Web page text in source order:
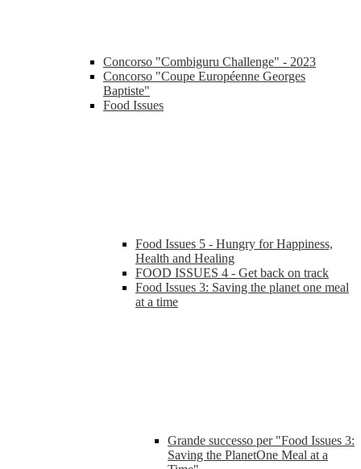
Concorso "Combiguru Challenge" - 2023
Concorso "Coupe Européenne Georges
Baptiste"
Food Issues
Food Issues 5 - Hungry for Happiness,
Health and Healing
FOOD ISSUES 4 - Get back on track
Food Issues 3: Saving the planet one meal
at a time
Grande successo per "Food Issues 3:
Saving the PlanetOne Meal at a